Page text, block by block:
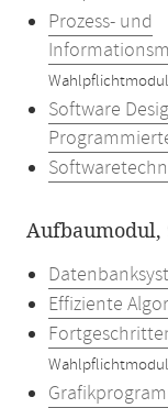
Prozess- und
Software
Aufbaumodul,
Effiziente